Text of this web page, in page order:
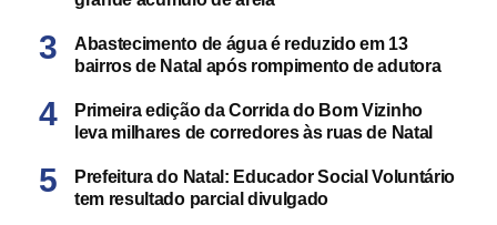
Abastecimento de água é reduzido em 13
bairros de Natal após rompimento de adutora
Primeira edição da Corrida do Bom Vizinho
leva milhares de corredores às ruas de Natal
Prefeitura do Natal: Educador Social Voluntário
tem resultado parcial divulgado